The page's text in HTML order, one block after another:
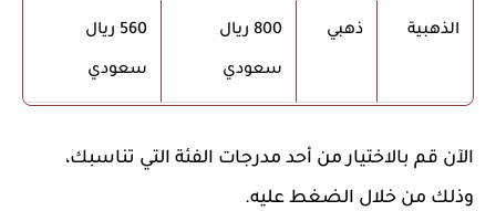
الذهبية ذهبي 800 ريال
سعودي
560 ريال
سعودي
الآن قم بالاختيار من أحد مدرجات الفئة التي تناسبك،
وذلك من خلال الضغط عليه.